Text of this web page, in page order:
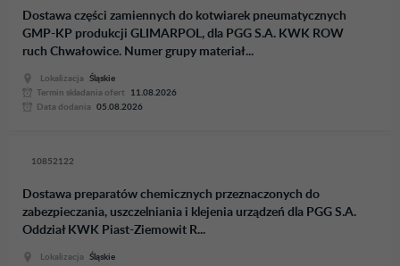
Dostawa części zamiennych do kotwiarek pneumatycznych
GMP-KP produkcji GLIMARPOL, dla PGG S.A. KWK ROW
ruch Chwałowice. Numer grupy materiał...
Lokalizacja
Śląskie
Termin skladania ofert
11.08.2026
Data dodania
05.08.2026
10852122
Dostawa preparatów chemicznych przeznaczonych do
zabezpieczania, uszczelniania i klejenia urządzeń dla PGG S.A.
Oddział KWK Piast-Ziemowit R...
Lokalizacja
Śląskie